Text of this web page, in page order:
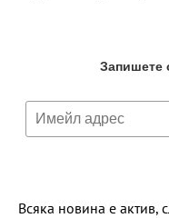
Всяка новина е актив,